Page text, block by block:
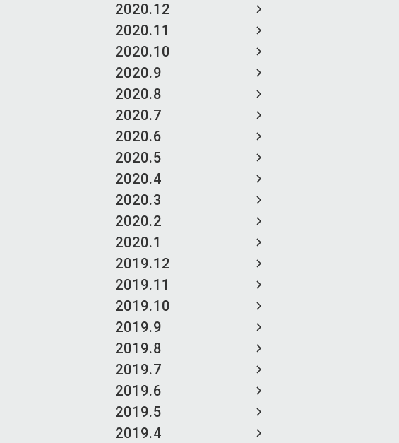
2020.12
2020.11
2020.10
2020.9
2020.8
2020.7
2020.6
2020.5
2020.4
2020.3
2020.2
2020.1
2019.12
2019.11
2019.10
2019.9
2019.8
2019.7
2019.6
2019.5
2019.4